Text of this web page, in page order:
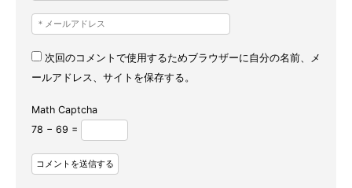
次回のコメントで使用するためブラウザーに自分の名前、メ
ールアドレス、サイトを保存する。
Math Captcha
78 − 69 =